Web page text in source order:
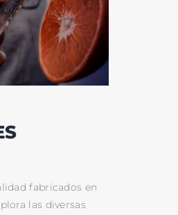
fabricados en
las diversas